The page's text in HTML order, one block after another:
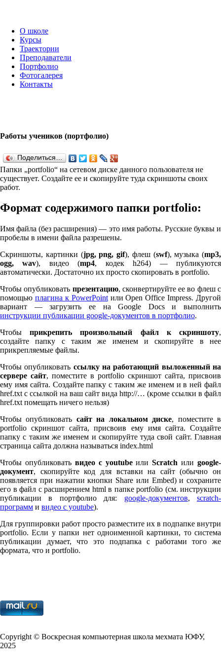
О школе
Курсы
Траектории
Преподаватели
Портфолио
Фотогалерея
Контакты
Работы учеников (портфолио)
Поделиться…
Папки „port­fo­lio“ на сетевом диске данного пользователя не
существует. Создайте ее и скопируйте туда скриншоты своих
работ.
Формат содержимого папки port­fo­lio:
Имя файла (без расширения) — это имя работы. Русские буквы и
пробелы в имени файла разрешены.
Скриншоты, картинки (jpg, png, gif), флеш (swf), музыка (mp3,
ogg, wav), видео (mp4, кодек h264) — публикуются
автоматически. Достаточно их просто скопировать в port­fo­lio.
Чтобы опубликовать презентацию, сконвертируйте ее во флеш с
помощью плагина к Pow­er­Pointили Open Office Impress. Другой
вариант — загрузить ее на Google Docs и выполнить
инструкции публикации google-документов в портфолио.
Чтобыприкрепить произвольный файл к скриншоту,
создайте папку с таким же именем и скопируйте в нее
прикрепляемые файлы.
Чтобы опубликовать ссылку на работающий выложенный на
сервере сайт, поместите в port­fo­lio скриншот сайта, присвоив
ему имя сайта. Создайте папку с таким же именем и в ней файл
href.txt с ссылкой на ваш сайт вида http://… (кроме ссылки в файл
href.txt помещать ничего нельзя)
Чтобы опубликовать сайт на локальном диске, поместите в
port­fo­lio скриншот сайта, присвоив ему имя сайта. Создайте
папку с таким же именем и скопируйте туда свой сайт. Главная
страница сайта должна называться index.html
Чтобы опубликовать видео с youtubeилиScratch или google-
документ, скопируйте код для вставки на сайт (обычно он
появляется при нажатии кнопки Share или Embed) и сохраните
его в файл с расширением html в папке port­fo­lio (см. инструкции
публикации в портфолио для: google-документов,scratch-
программ и видео с youtube).
Для группировки работ просто разместите их в подпапке внутри
port­fo­lio. Если у папки нет одноименной картинки, то система
публикации думает, что это подпапка с работами того же
формата, что и port­fo­lio.
Copy­right © Воскресная компьютерная школа мехмата ЮФУ,
2025